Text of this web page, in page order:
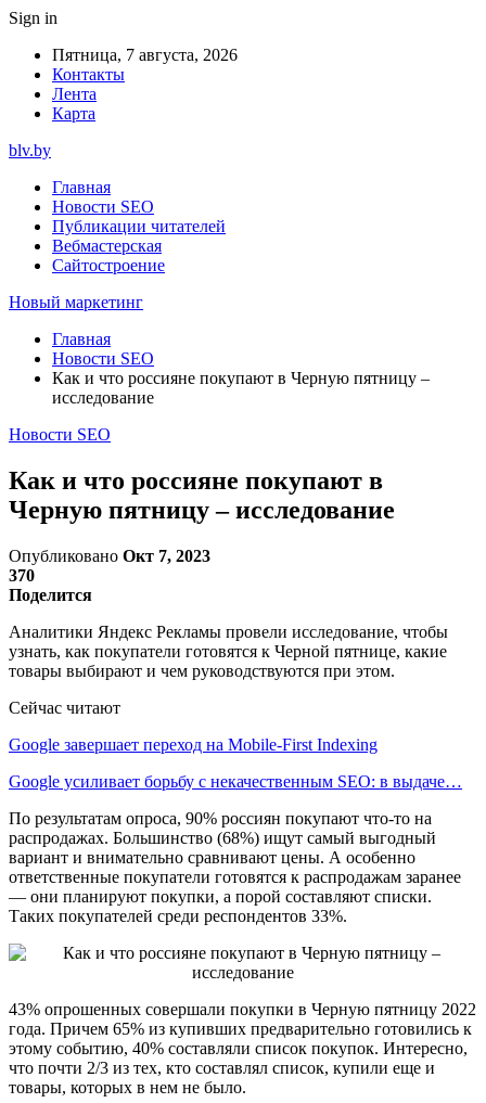
Sign in
Пятница, 7 августа, 2026
Контакты
Лента
Карта
blv.by
Главная
Новости SEO
Публикации читателей
Вебмастерская
Сайтостроение
Новый маркетинг
Главная
Новости SEO
Как и что россияне покупают в Черную пятницу –
исследование
Новости SEO
Как и что россияне покупают в
Черную пятницу – исследование
Опубликовано Окт 7, 2023
370
Поделится
Аналитики Яндекс Рекламы провели исследование, чтобы
узнать, как покупатели готовятся к Черной пятнице, какие
товары выбирают и чем руководствуются при этом.
Сейчас читают
Google завершает переход на Mobile-First Indexing
Google усиливает борьбу с некачественным SEO: в выдаче…
По результатам опроса, 90% россиян покупают что-то на
распродажах. Большинство (68%) ищут самый выгодный
вариант и внимательно сравнивают цены. А особенно
ответственные покупатели готовятся к распродажам заранее
— они планируют покупки, а порой составляют списки.
Таких покупателей среди респондентов 33%.
43% опрошенных совершали покупки в Черную пятницу 2022
года. Причем 65% из купивших предварительно готовились к
этому событию, 40% составляли список покупок. Интересно,
что почти 2/3 из тех, кто составлял список, купили еще и
товары, которых в нем не было.